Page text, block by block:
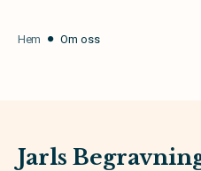
Hem Om oss
Jarls